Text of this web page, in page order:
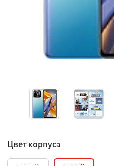
Цвет корпуса